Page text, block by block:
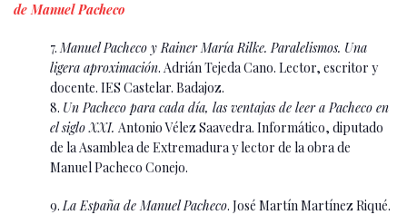
de Manuel Pacheco
7.Manuel Pacheco y Rainer María Rilke. Paralelismos. Una
ligera aproximación. Adrián Tejeda Cano. Lector, escritor y
docente. IES Castelar. Badajoz.
8. Un Pacheco para cada día, las ventajas de leer a Pacheco en
el siglo XXI. Antonio Vélez Saavedra. Informático, diputado
de la Asamblea de Extremadura y lector de la obra de
Manuel Pacheco Conejo.
9.La España de Manuel Pacheco. José Martín Martínez Riqué.